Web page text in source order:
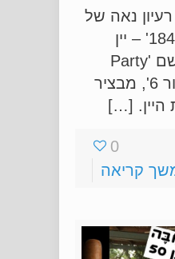
נאה של
יקב הפרימיום '1848' – יין
מיוחד לפורים בשם 'Party
Time' בסדרת 'דור 6', מבציר
0
קריאה